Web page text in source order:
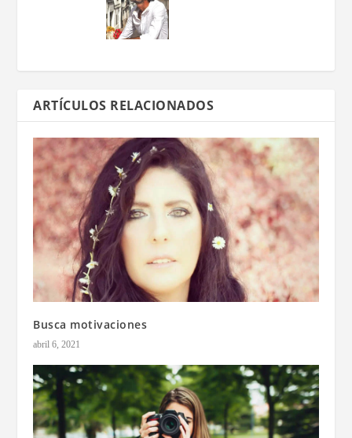
ARTÍCULOS RELACIONADOS
Busca motivaciones
abril 6, 2021